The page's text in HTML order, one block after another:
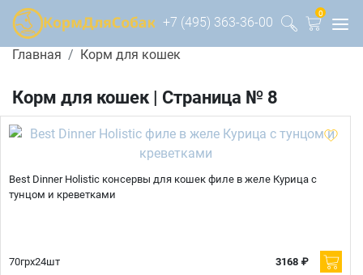
+7 (495) 363-36-00
0
Главная Корм для кошек
Корм для кошек | Страница № 8
Best Dinner Holistic консервы для кошек филе в желе Курица с
тунцом и креветками
70грx24шт 3168 ₽